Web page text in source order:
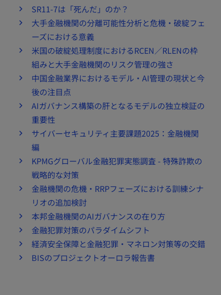
SR11-7は「死んだ」のか？
大手金融機関の分離可能性分析と危機・破綻フェ
ーズにおける意義
米国の破綻処理制度におけるRCEN／RLENの枠
組みと大手金融機関のリスク管理の強さ
中国金融業界におけるモデル・AI管理の現状と今
後の注目点
AIガバナンス構築の肝となるモデルの独立検証の
重要性
サイバーセキュリティ主要課題2025：金融機関
編
KPMGグローバル金融犯罪実態調査 - 特殊詐欺の
戦略的な対策
金融機関の危機・RRPフェーズにおける訓練シナ
リオの追加検討
本邦金融機関のAIガバナンスの在り方
金融犯罪対策のパラダイムシフト
経済安全保障と金融犯罪・マネロン対策等の交錯
BISのプロジェクトオーロラ報告書